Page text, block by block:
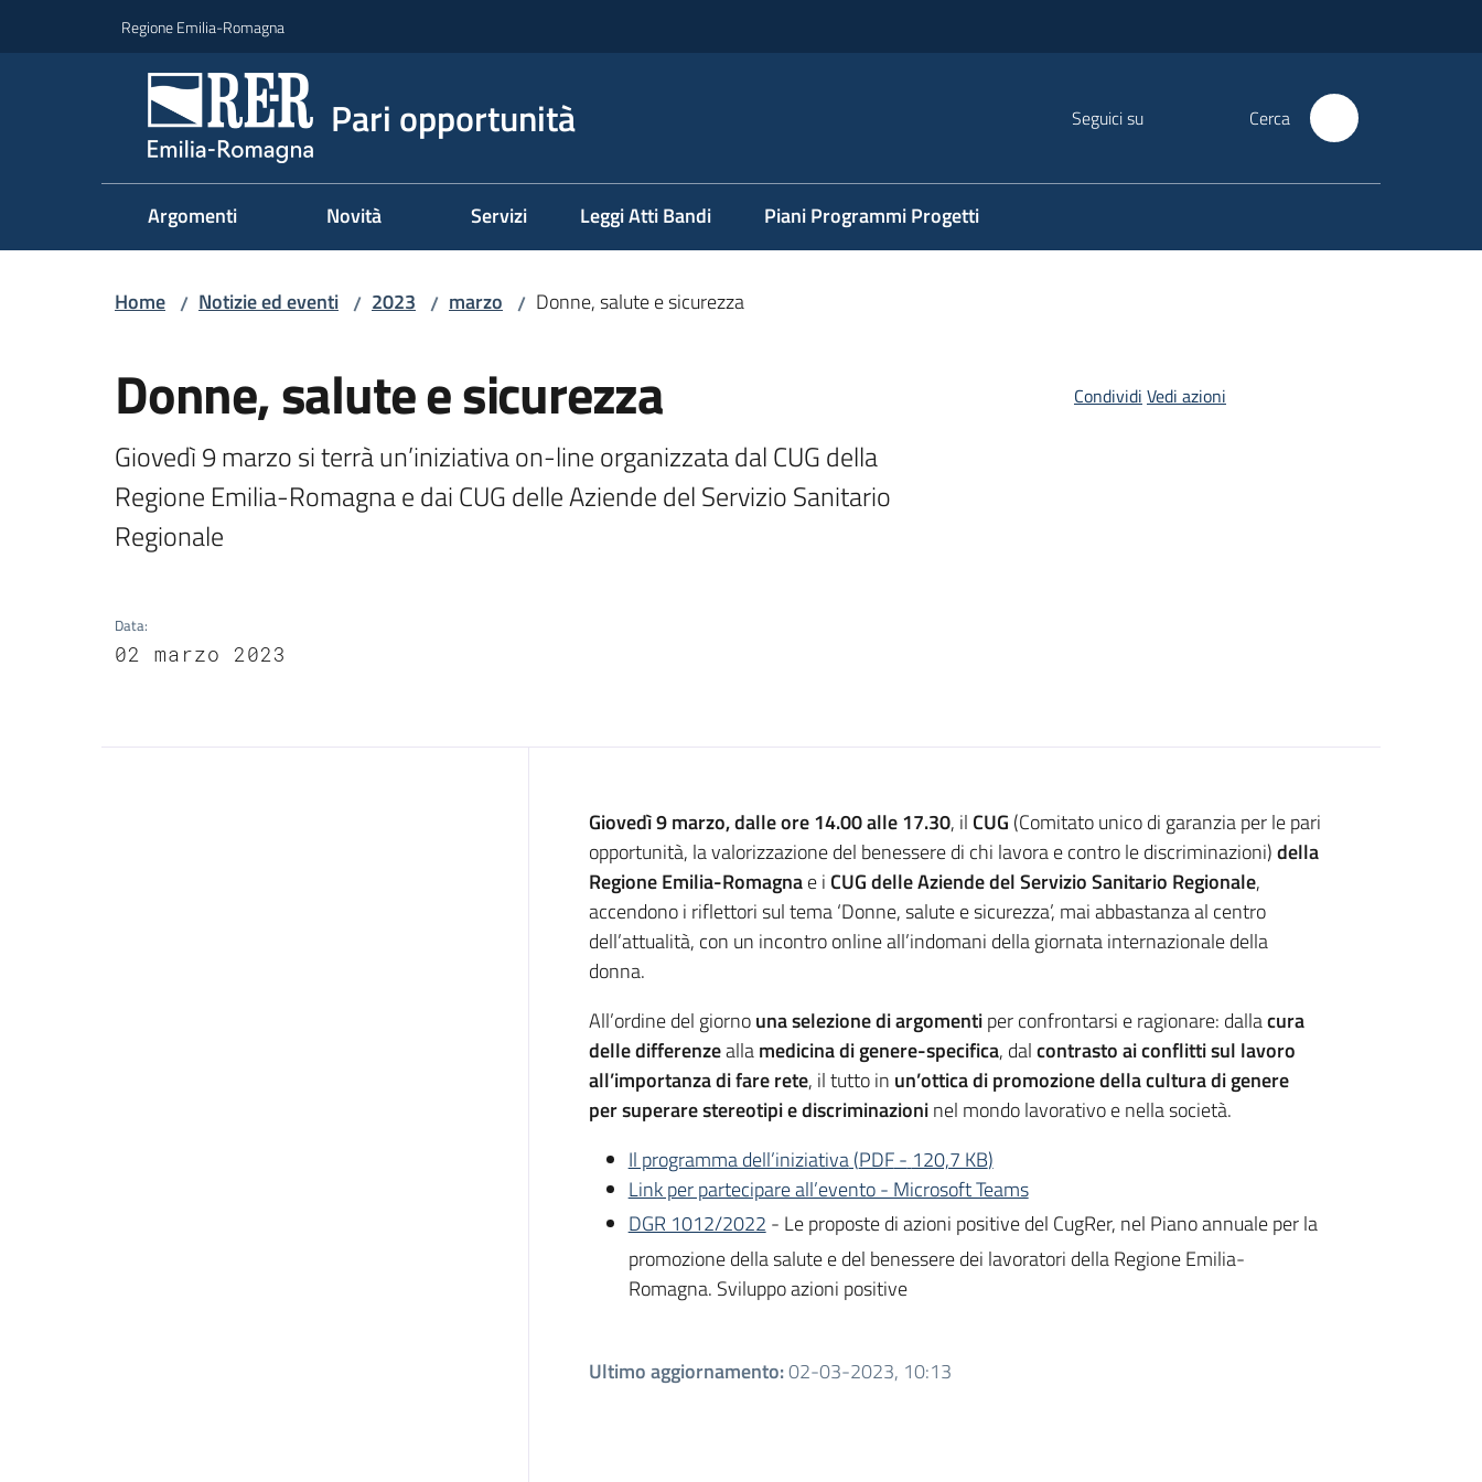
Regione Emilia-Romagna
Pari opportunità Seguici su Cerca
Argomenti Novità Servizi Leggi Atti Bandi Piani Programmi Progetti
Home / Notizie ed eventi / 2023 / marzo / Donne, salute e sicurezza
Donne, salute e sicurezza
Giovedì 9 marzo si terrà un’iniziativa on-line organizzata dal CUG della
Regione Emilia-Romagna e dai CUG delle Aziende del Servizio Sanitario
Regionale
Data:
02 marzo 2023
Condividi Vedi azioni
Introduzione
Giovedì 9 marzo, dalle ore 14.00 alle 17.30, il CUG (Comitato unico di garanzia per le pari
opportunità, la valorizzazione del benessere di chi lavora e contro le discriminazioni)della
Regione Emilia-Romagnae i CUG delle Aziende del Servizio Sanitario Regionale,
accendono i riflettori sul tema ‘Donne, salute e sicurezza’, mai abbastanza al centro
dell’attualità, con un incontro online all’indomani della giornata internazionale della
donna.
All’ordine del giornouna selezione di argomentiper confrontarsi e ragionare: dallacura
delle differenzeallamedicina di genere-specifica, dalcontrasto ai conflitti sul lavoro
all’importanza di fare rete, il tuttoin un’ottica di promozione della cultura di genere
per superare stereotipi e discriminazioninel mondo lavorativo e nella società.
Il programma dell’iniziativa(PDF- 120,7 KB)
Link per partecipare all’evento - Microsoft Teams
DGR 1012/2022 - Le proposte di azioni positive del CugRer, nel Piano annuale per la
promozione della salute e del benessere dei lavoratori della Regione Emilia-
Romagna. Sviluppo azioni positive
Ultimo aggiornamento:02-03-2023, 10:13